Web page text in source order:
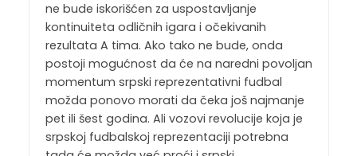
ne bude iskorišćen za uspostavljanje
kontinuiteta odličnih igara i očekivanih
rezultata A tima. Ako tako ne bude, onda
postoji mogućnost da će na naredni povoljan
momentum srpski reprezentativni fudbal
možda ponovo morati da čeka još najmanje
pet ili šest godina. Ali vozovi revolucije koja je
srpskoj fudbalskoj reprezentaciji potrebna